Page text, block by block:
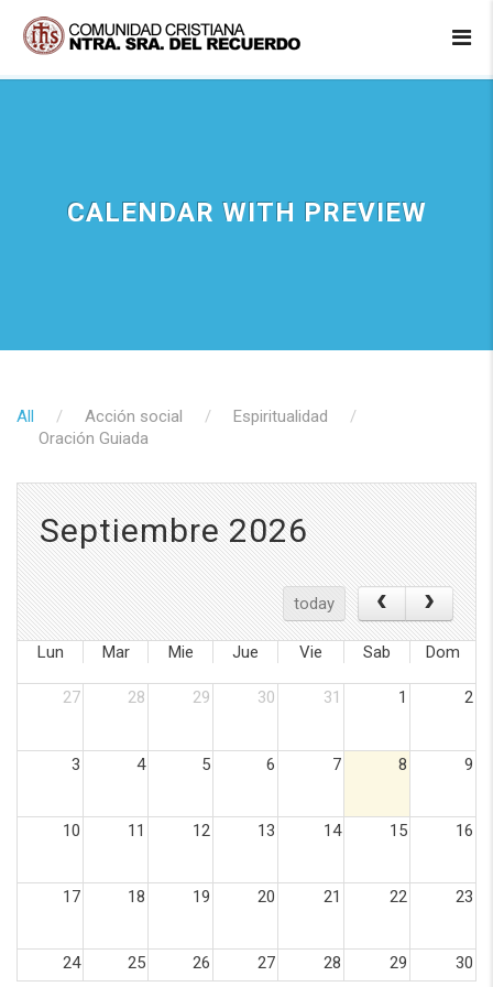
CALENDAR WITH PREVIEW
All Acción social
Espiritualidad
Oración Guiada
Septiembre 2026
today
Lun Mar Mie Jue Vie Sab Dom
27 28 29 30 31 1 2
3 4 5 6 7 8 9
10 11 12 13 14 15 16
17 18 19 20 21 22 23
24 25 26 27 28 29 30